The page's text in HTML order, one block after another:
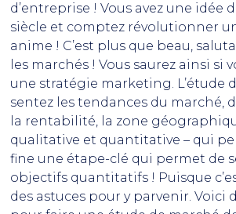
d’entreprise ! Vous avez une idée
siècle et comptez révolutionner
anime ! C’est plus que beau,
les marchés ! Vous saurez ainsi si
une stratégie marketing. L’étude
sentez les tendances du marché,
la rentabilité, la zone
qualitative et quantitative – qui
fine une étape-clé qui permet de
objectifs quantitatifs ! Puisque
des astuces pour y parvenir.